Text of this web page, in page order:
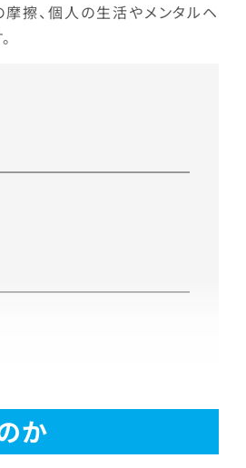
擦、個人の生活やメンタルヘ
か